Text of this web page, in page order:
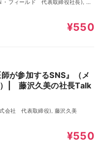
¥550
師が参加するSNS』（メ
）| 藤沢久美の社長Talk
会社 代表取締役), 藤沢久美
¥550